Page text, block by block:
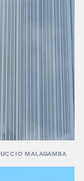
MALAGAMBA